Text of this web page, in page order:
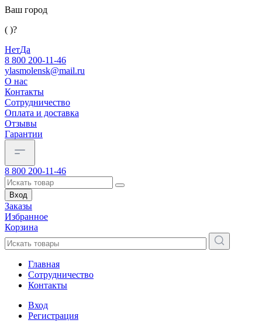
Ваш город
( )?
НетДа
8 800 200-11-46
ylasmolensk@mail.ru
О нас
Контакты
Сотрудничество
Оплата и доставка
Отзывы
Гарантии
8 800 200-11-46
Вход
Заказы
Избранное
Корзина
Главная
Сотрудничество
Контакты
Вход
Регистрация